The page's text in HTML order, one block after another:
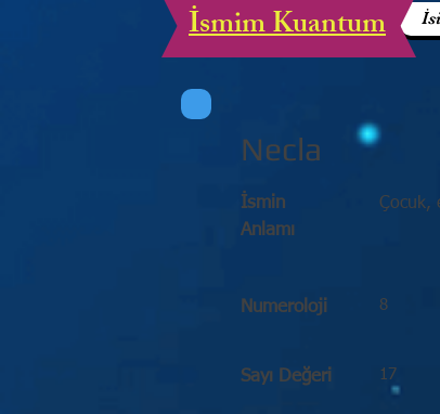
İsmim Kuantum
Necla
İsmin
Anlamı
Çocuk,
Numeroloji 8
Sayı Değeri 17